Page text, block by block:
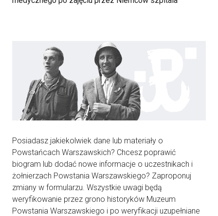
Posiadasz jakiekolwiek dane lub materiały o
Powstańcach Warszawskich? Chcesz poprawić
biogram lub dodać nowe informacje o uczestnikach i
żołnierzach Powstania Warszawskiego? Zaproponuj
zmiany w formularzu. Wszystkie uwagi będą
weryfikowanie przez grono historyków Muzeum
Powstania Warszawskiego i po weryfikacji uzupełniane